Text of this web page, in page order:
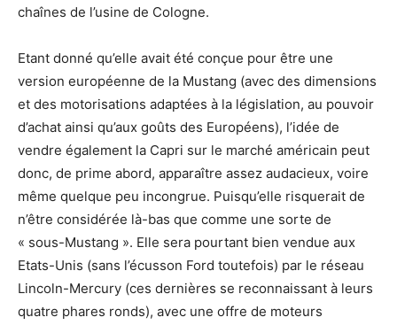
chaînes de l’usine de Cologne.
Etant donné qu’elle avait été conçue pour être une
version européenne de la Mustang (avec des dimensions
et des motorisations adaptées à la législation, au pouvoir
d’achat ainsi qu’aux goûts des Européens), l’idée de
vendre également la Capri sur le marché américain peut
donc, de prime abord, apparaître assez audacieux, voire
même quelque peu incongrue. Puisqu’elle risquerait de
n’être considérée là-bas que comme une sorte de
« sous-Mustang ». Elle sera pourtant bien vendue aux
Etats-Unis (sans l’écusson Ford toutefois) par le réseau
Lincoln-Mercury (ces dernières se reconnaissant à leurs
quatre phares ronds), avec une offre de moteurs